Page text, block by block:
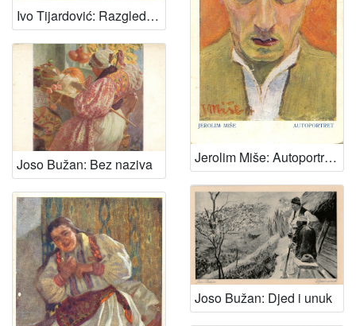
Ivo Tijardović: Razglednica : Razglednica Virgila Meneghella Dinčića Antunu Ullrichu, Split, 19.3.1914.
Jerolim Miše: Autoportret, 1914.
Joso Bužan: Bez naziva
Joso Bužan: Djed i unuk